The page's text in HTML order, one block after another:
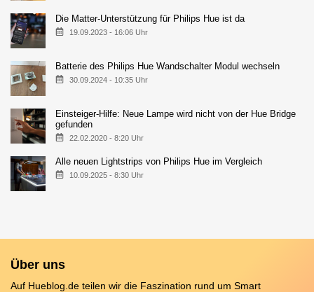
Die Matter-Unterstützung für Philips Hue ist da
19.09.2023 - 16:06 Uhr
Batterie des Philips Hue Wandschalter Modul wechseln
30.09.2024 - 10:35 Uhr
Einsteiger-Hilfe: Neue Lampe wird nicht von der Hue Bridge
gefunden
22.02.2020 - 8:20 Uhr
Alle neuen Lightstrips von Philips Hue im Vergleich
10.09.2025 - 8:30 Uhr
Über uns
Auf Hueblog.de teilen wir die Faszination rund um Smart